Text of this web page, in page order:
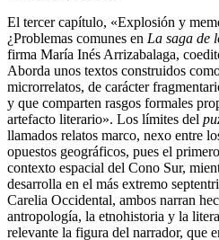
El tercer capítulo, «Explosión y
¿Problemas comunes en La saga de
firma María Inés Arrizabalaga,
Aborda unos textos construidos
microrrelatos, de carácter
y que comparten rasgos formales
artefacto literario». Los límites del
llamados relatos marco, nexo entre
opuestos geográficos, pues el
contexto espacial del Cono Sur,
desarrolla en el más extremo
Carelia Occidental, ambos narran
antropología, la etnohistoria y la
relevante la figura del narrador, que